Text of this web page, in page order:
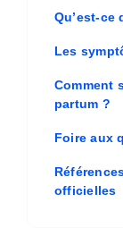
Qu’est-ce
Les
Comment
partum ?
Foire aux
officielles